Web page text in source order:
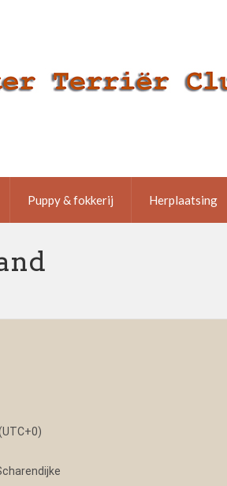
Puppy & fokkerij Herplaatsing